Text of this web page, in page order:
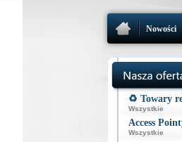
Nowości
♻️ Towary
Wszystkie
Access
Wszystkie